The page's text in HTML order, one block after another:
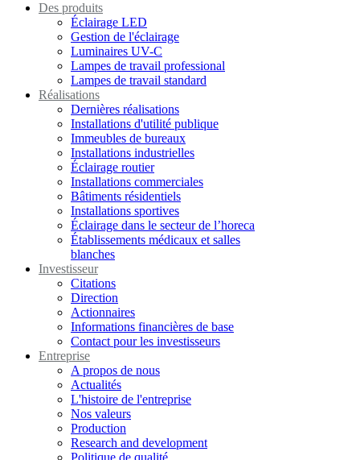
Des produits
Éclairage LED
Gestion de l'éclairage
Luminaires UV-C
Lampes de travail professional
Lampes de travail standard
Réalisations
Dernières réalisations
Installations d'utilité publique
Immeubles de bureaux
Installations industrielles
Éclairage routier
Installations commerciales
Bâtiments résidentiels
Installations sportives
Éclairage dans le secteur de l’horeca
Établissements médicaux et salles
blanches
Investisseur
Citations
Direction
Actionnaires
Informations financières de base
Contact pour les investisseurs
Entreprise
A propos de nous
Actualités
L'histoire de l'entreprise
Nos valeurs
Production
Research and development
Politique de qualité